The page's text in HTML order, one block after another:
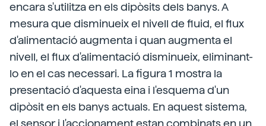
encara s'utilitza en els dipòsits dels banys. A
mesura que disminueix el nivell de fluid, el flux
d'alimentació augmenta i quan augmenta el
nivell, el flux d'alimentació disminueix, eliminant-
lo en el cas necessari. La figura 1 mostra la
presentació d'aquesta eina i l'esquema d'un
dipòsit en els banys actuals. En aquest sistema,
el sensor i l'accionament estan combinats en un